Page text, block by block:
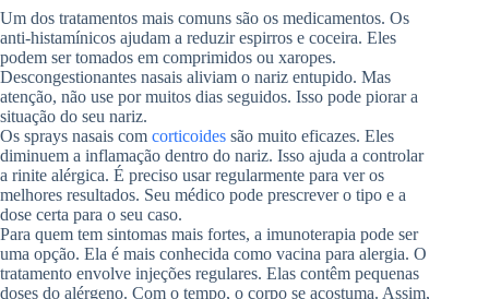
Um dos tratamentos mais comuns são os medicamentos. Os
anti-histamínicos ajudam a reduzir espirros e coceira. Eles
podem ser tomados em comprimidos ou xaropes.
Descongestionantes nasais aliviam o nariz entupido. Mas
atenção, não use por muitos dias seguidos. Isso pode piorar a
situação do seu nariz.
Os sprays nasais com corticoides são muito eficazes. Eles
diminuem a inflamação dentro do nariz. Isso ajuda a controlar
a rinite alérgica. É preciso usar regularmente para ver os
melhores resultados. Seu médico pode prescrever o tipo e a
dose certa para o seu caso.
Para quem tem sintomas mais fortes, a imunoterapia pode ser
uma opção. Ela é mais conhecida como vacina para alergia. O
tratamento envolve injeções regulares. Elas contêm pequenas
doses do alérgeno. Com o tempo, o corpo se acostuma. Assim,